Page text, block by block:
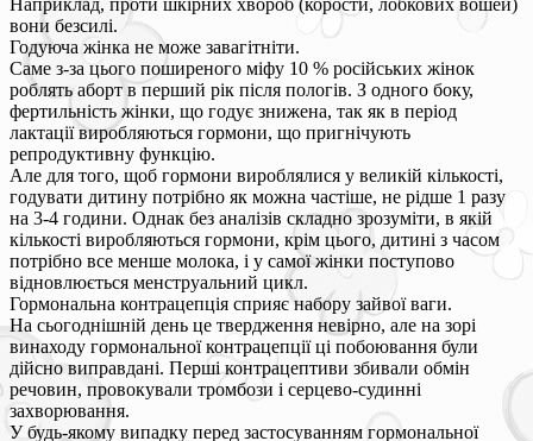
вони безсилі.
Годуюча жінка не може завагітніти.
Саме з-за цього поширеного міфу 10 % російських жінок
роблять аборт в перший рік після пологів. З одного боку,
фертильність жінки, що годує знижена, так як в період
лактації виробляються гормони, що пригнічують
репродуктивну функцію.
Але для того, щоб гормони вироблялися у великій кількості,
годувати дитину потрібно як можна частіше, не рідше 1 разу
на 3-4 години. Однак без аналізів складно зрозуміти, в якій
кількості виробляються гормони, крім цього, дитині з часом
потрібно все менше молока, і у самої жінки поступово
відновлюється менструальний цикл.
Гормональна контрацепція сприяє набору зайвої ваги.
На сьогоднішній день це твердження невірно, але на зорі
винаходу гормональної контрацепції ці побоювання були
дійсно виправдані. Перші контрацептиви збивали обмін
речовин, провокували тромбози і серцево-судинні
захворювання.
У будь-якому випадку перед застосуванням гормональної